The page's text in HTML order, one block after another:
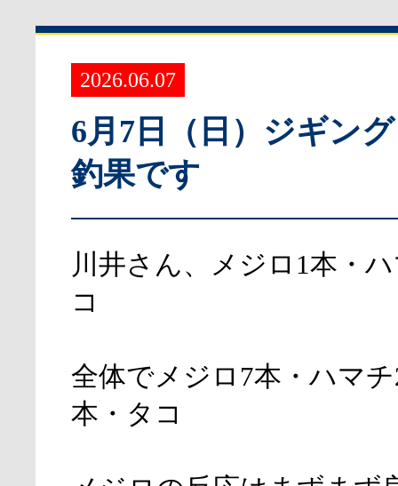
2026.06.07
6月7日（日）ジギン
釣果です
川井さん、メジロ1本・
コ
全体でメジロ7本・ハマ
本・タコ